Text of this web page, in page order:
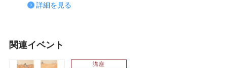
詳細を見る
関連イベント
講座